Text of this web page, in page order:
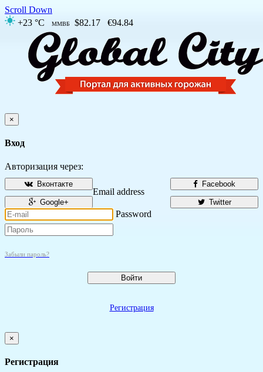
Scroll Down
+23 °C
ММВБ $82.17 €94.84
×
Вход
Авторизация через:
Facebook
Вконтакте
Twitter
Google+
Email address
Password
Забыли пароль?
Войти
Регистрация
×
Регистрация